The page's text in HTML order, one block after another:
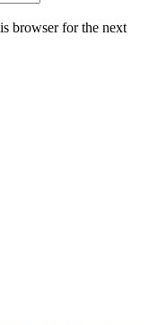
browser for the next